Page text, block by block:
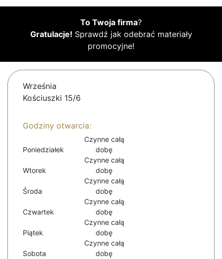
To Twoja firma?
Gratulacje! Sprawdź jak odebrać materiały
promocyjne!
Września
Kościuszki 15/6
Godziny otwarcia:
Poniedziałek
Czynne całą
dobę
Wtorek
Czynne całą
dobę
Środa
Czynne całą
dobę
Czwartek
Czynne całą
dobę
Piątek
Czynne całą
dobę
Sobota
Czynne całą
dobę